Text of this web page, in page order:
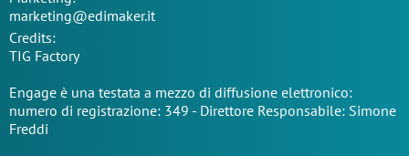
marketing@edimaker.it
Credits:
TIG Factory
Engage è una testata a mezzo di diffusione elettronico:
numero di registrazione: 349 - Direttore Responsabile: Simone
Freddi